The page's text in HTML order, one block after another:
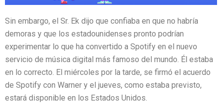
Sin embargo, el Sr. Ek dijo que confiaba en que no habría
demoras y que los estadounidenses pronto podrían
experimentar lo que ha convertido a Spotify en el nuevo
servicio de música digital más famoso del mundo. Él estaba
en lo correcto. El miércoles por la tarde, se firmó el acuerdo
de Spotify con Warner y el jueves, como estaba previsto,
estará disponible en los Estados Unidos.